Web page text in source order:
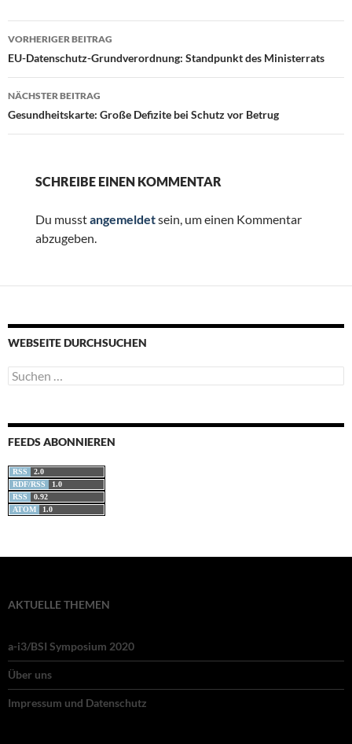
Beitragsnavigation
VORHERIGER BEITRAG
EU-Datenschutz-Grundverordnung: Standpunkt des Ministerrats
NÄCHSTER BEITRAG
Gesundheitskarte: Große Defizite bei Schutz vor Betrug
SCHREIBE EINEN KOMMENTAR
Du musstangemeldetsein, um einen Kommentar
abzugeben.
WEBSEITE DURCHSUCHEN
Suchen
nach:
FEEDS ABONNIEREN
RSS
2.0
RDF/RSS
1.0
RSS
0.92
ATOM
1.0
AKTUELLE THEMEN
a-i3/BSI Symposium 2020
Über uns
Impressum und Datenschutz